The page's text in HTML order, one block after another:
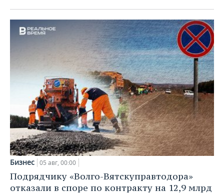
Бизнес 05 авг, 00:00
Подрядчику «Волго-Вятскуправтодора»
отказали в споре по контракту на 12,9 млрд